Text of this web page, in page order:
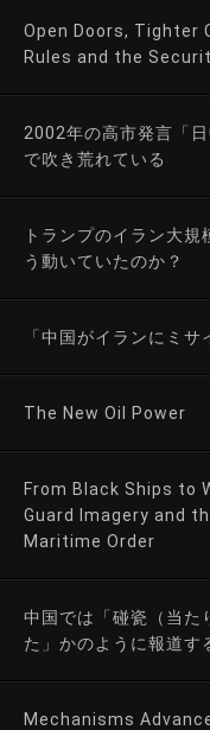
Open Doors, Tighter
Rules and the
2002年の高市発言「
で吹き荒れている
トランプのイラン大
う動いていたのか？
「中国がイランにミ
The New Oil Power
From Black Ships to
Guard Imagery and
Maritime Order
中国では「碰瓷（当
た」かのように報道す
Mechanisms